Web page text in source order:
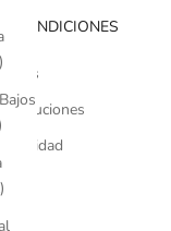
CONDICIONES